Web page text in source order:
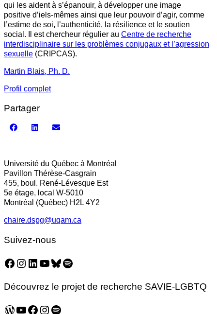
qui les aident à s’épanouir, à développer une image
positive d’iels-mêmes ainsi que leur pouvoir d’agir, comme
l’estime de soi, l’authenticité, la résilience et le soutien
social.
Il est chercheur régulier au Centre de recherche
interdisciplinaire sur les problèmes conjugaux et l’agression
sexuelle (CRIPCAS).
Martin Blais, Ph. D.
Profil complet
Partager
Share
ShareShare
Université du Québec à Montréal
Pavillon Thérèse-Casgrain
455, boul. René-Lévesque Est
5e étage, local W-5010
Montréal (Québec) H2L 4Y2
chaire.dspg@uqam.ca
Suivez-nous
Facebook
Instagram
LinkedIn
YouTube
Bluesky
Spotify
Découvrez le projet de recherche SAVIE-LGBTQ
WordPress
YouTube
Facebook
Instagram
Spotify